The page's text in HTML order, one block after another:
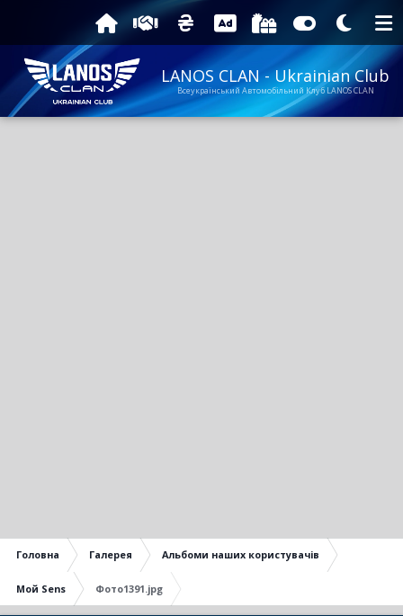
LANOS CLAN - Ukrainian Club
Всеукраїнський Автомобільний Клуб LANOS CLAN
Головна Галерея Альбоми наших користувачів
Мой Sens Фото1391.jpg